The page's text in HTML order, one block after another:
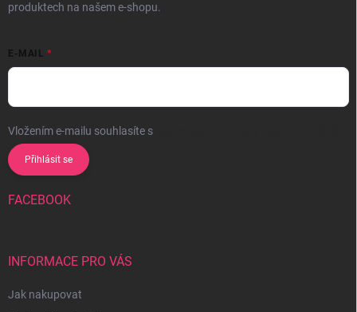
produktech na našem e-shopu.
E-MAIL
Vložením e-mailu souhlasíte s
Přihlásit se
FACEBOOK
INFORMACE PRO VÁS
Jak nakupovat